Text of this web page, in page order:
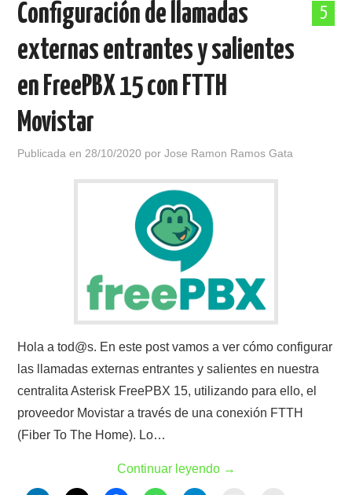
POLÍTICA DE PRIVACIDAD
5
Configuración de llamadas
externas entrantes y salientes
en FreePBX 15 con FTTH
Movistar
Publicada en 28/10/2020 porJose Ramon Ramos Gata
Hola a tod@s. En este post vamos a ver cómo configurar
las llamadas externas entrantes y salientes en nuestra
centralita Asterisk FreePBX 15, utilizando para ello, el
proveedor Movistar a través de una conexión FTTH
(Fiber To The Home). Lo…
Continuar leyendo →